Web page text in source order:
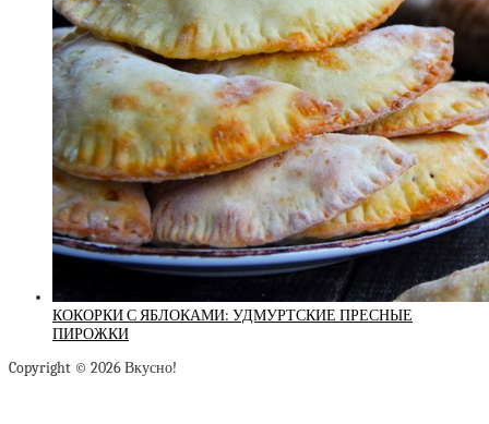
КОКОРКИ С ЯБЛОКАМИ: УДМУРТСКИЕ ПРЕСНЫЕ
ПИРОЖКИ
Copyright © 2026 Вкусно!